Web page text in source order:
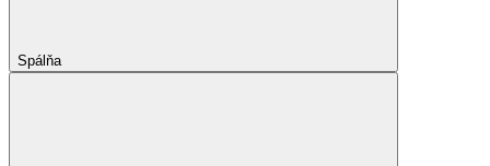
Spálňa